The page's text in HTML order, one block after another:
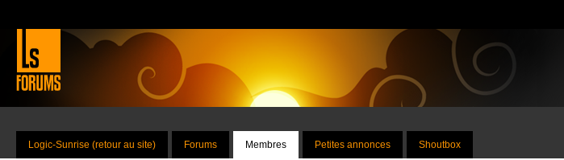
Logic-Sunrise (retour au site) Forums Membres Petites annonces Shoutbox